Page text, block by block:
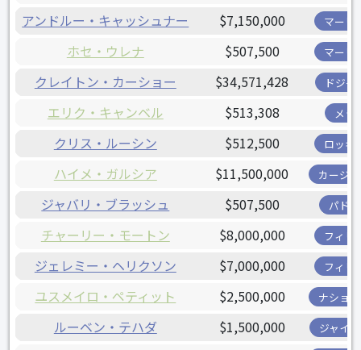
アンドルー・キャッシュナー $7,150,000 マーリ
ホセ・ウレナ $507,500 マーリ
クレイトン・カーショー $34,571,428 ドジャ
エリク・キャンベル $513,308 メッ
クリス・ルーシン $512,500 ロッキ
ハイメ・ガルシア $11,500,000 カージ
ジャバリ・ブラッシュ $507,500 パド
チャーリー・モートン $8,000,000 フィリ
ジェレミー・ヘリクソン $7,000,000 フィリ
ユスメイロ・ペティット $2,500,000 ナショ
ルーベン・テハダ $1,500,000 ジャイ